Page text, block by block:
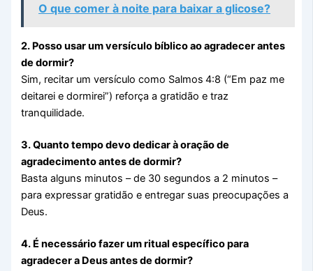
O que comer à noite para baixar a glicose?
2. Posso usar um versículo bíblico ao agradecer antes
de dormir?
Sim, recitar um versículo como Salmos 4:8 (“Em paz me
deitarei e dormirei”) reforça a gratidão e traz
tranquilidade.
3. Quanto tempo devo dedicar à oração de
agradecimento antes de dormir?
Basta alguns minutos – de 30 segundos a 2 minutos –
para expressar gratidão e entregar suas preocupações a
Deus.
4. É necessário fazer um ritual específico para
agradecer a Deus antes de dormir?